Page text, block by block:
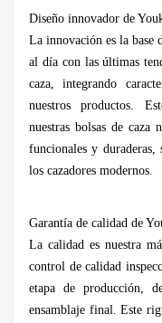
Diseño innovador de
La innovación es la base
al día con las últimas
caza, integrando
nuestros productos.
nuestras bolsas de caza
funcionales y duraderas,
los cazadores modernos.
Garantía de calidad de
La calidad es nuestra
control de calidad
etapa de producción,
ensamblaje final. Este